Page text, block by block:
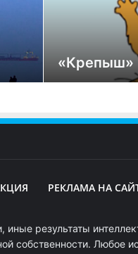
«Крепыш»
РЕКЛАМА НА
результаты
собственности.